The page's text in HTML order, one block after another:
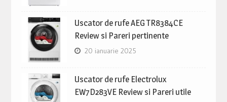
Uscator de rufe AEG TR8384CE
Review si Pareri pertinente
20 ianuarie 2025
Uscator de rufe Electrolux
EW7D283VE Review si Pareri utile